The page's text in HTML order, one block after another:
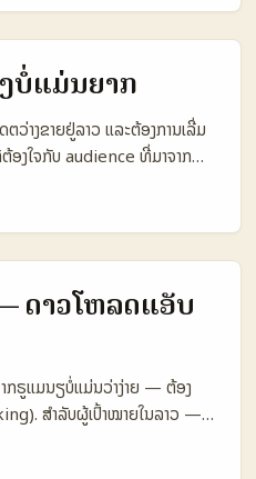
ຮັບຮອງ). ສະເຫຼີມ
ກ່ອນກ່າວກ່ອນ — IP ແລະກົດ
ທີ່ເຫັນຜົນ — ບໍ່ພຽງແຕ່ການ
ນ AI. 📊 ຕາຕະລາງ
Platform B (Twitch)
📈 Avg view per
Avg sponsor CPM €8
tools ຕາຕະລາງດັ່ງ
ທະນາສຸດຄອບ, ແຕ່ YouTube
ວໄປ. ສຳລັບແບຣນທີ່ຈະເຂົ້າຮ່ວມ
ບໍ່ແມ່ນຍາກ
າງຂາຍຢູ່ລາວ ແລະຕ້ອງການເລີ່ມ
ງໃຈກັບ audience ທີ່ມາຈາກ
ບ: language, audience fit,
ການປະຕິບັດ
commission), ແລະການ
ຄາະຂ່າວໃຫ້ເຮົາເລີ່ມຈັດແຜນ
& Ads 🧩 Metric Meta
Platforms 👥 Monthly
Onboard $$ $ $$$ 🔍
& engagement
fit + organic collabs
creators.
ດາວໂຫລດແອັບ
ກຣູແມນຽບໍ່ແມ່ນວ່າງ່າຍ — ຕ້ອງ
ສຳລັບຜູ້ເປົ້າໝາຍໃນລາວ —
ໜີການຄົ້ນຫາຄຣີເອເຕີຣູແມນຽ